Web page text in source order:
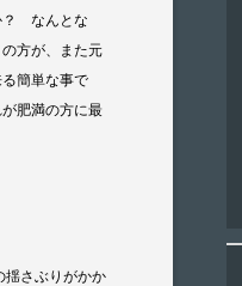
？ なんとな
方が、また元
簡単な事で
肥満の方に最
揺さぶりがかか